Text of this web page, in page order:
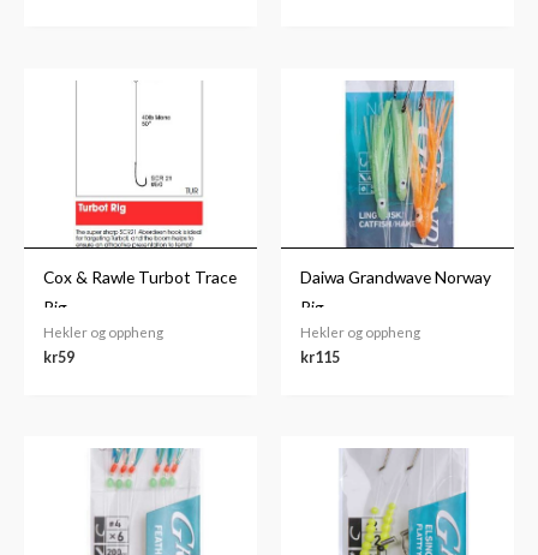
Cox & Rawle Turbot Trace
Rig
Hekler og oppheng
kr59
Daiwa Grandwave Norway
Rig
Hekler og oppheng
kr115